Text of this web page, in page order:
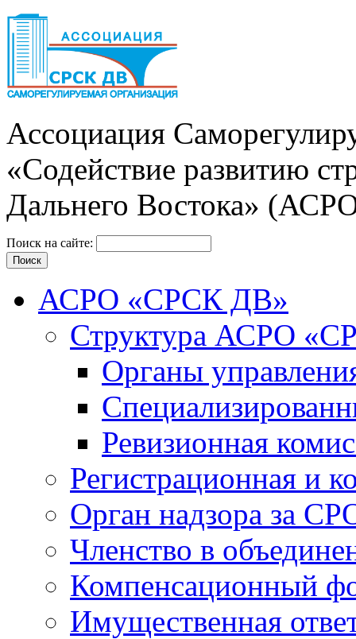
Ассоциация
«Содействие развитию
Дальнего Востока»
Поиск на сайте:
АСРО «СРСК ДВ»
Структура АСРО
Органы
Ревизионная
Регистрационная и
Орган надзора за
Членство в
Компенсационный
Имущественная